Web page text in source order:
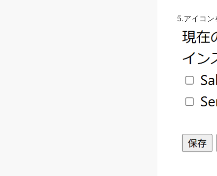
5.アイコン